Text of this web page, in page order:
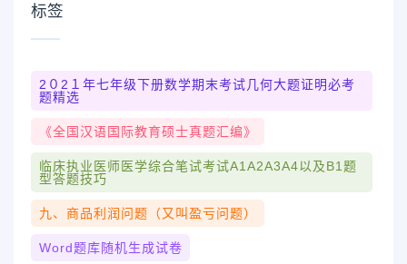
标签
2０2１年七年级下册数学期末考试几何大题证明必考
题精选
《全国汉语国际教育硕士真题汇编》
临床执业医师医学综合笔试考试A1A2A3A4以及B1题
型答题技巧
九、商品利润问题（又叫盈亏问题）
Word题库随机生成试卷